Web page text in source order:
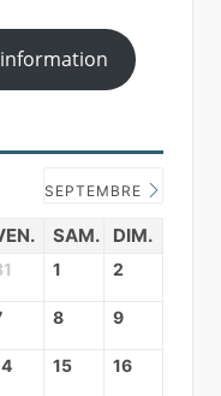
SEPTEMBRE
SAM. DIM.
1 2
8 9
15 16